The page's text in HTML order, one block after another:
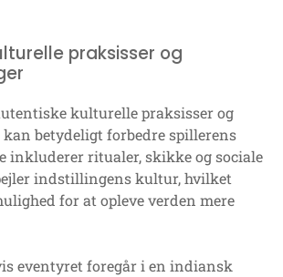
praksisser og
kulturelle praksisser og
betydeligt forbedre spillerens
inkluderer ritualer, skikke og sociale
indstillingens kultur, hvilket
for at opleve verden mere
eventyret foregår i en indiansk